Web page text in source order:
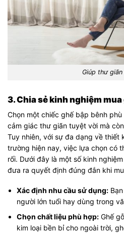
Giúp thư
3. Chia sẻ kinh nghiệm
Chọn một chiếc ghế bập bênh
cảm giác thư giãn tuyệt vời mà
Tuy nhiên, với sự đa dạng về thiết
trường hiện nay, việc lựa chọn có
rối. Dưới đây là một số kinh
đưa ra quyết định đúng đắn khi
Xác định nhu cầu sử dụng:
người lớn tuổi hay dùng trong
Chọn chất liệu phù hợp: Ghế
kim loại bền bỉ cho ngoài trời,